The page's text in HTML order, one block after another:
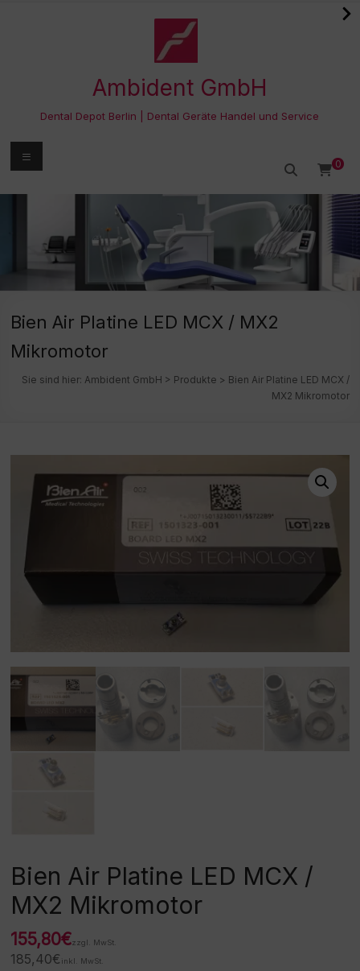
Ambident GmbH
Dental Depot Berlin | Dental Geräte Handel und Service
0
Menü
Bien Air Platine LED MCX / MX2
Mikromotor
Sie sind hier: Ambident GmbH > Produkte > Bien Air Platine LED MCX /
MX2 Mikromotor
Bien Air Platine LED MCX /
MX2 Mikromotor
155,80€zzgl. MwSt.
185,40€ inkl. MwSt.